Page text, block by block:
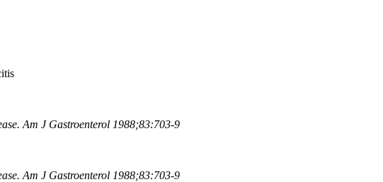
Am J Gastroenterol 1988;83:703-9
Am J Gastroenterol 1988;83:703-9